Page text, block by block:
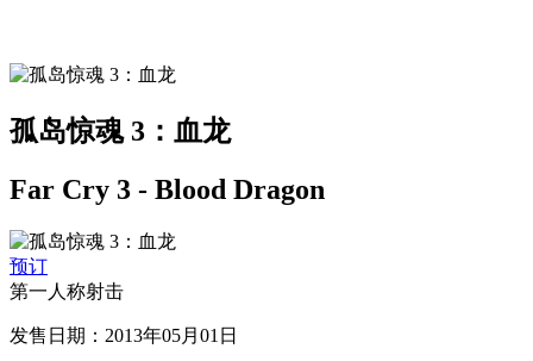
孤岛惊魂 3：血龙
Far Cry 3 - Blood Dragon
预订
第一人称射击
发售日期：2013年05月01日